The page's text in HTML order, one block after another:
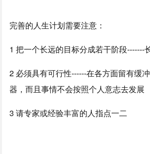
完善的人生计划需要注意：
1 把一个长远的目标分成若干阶段-------
2 必须具有可行性------在各方面留有缓
器，而且事情不会按照个人意志去发展
3 请专家或经验丰富的人指点一二